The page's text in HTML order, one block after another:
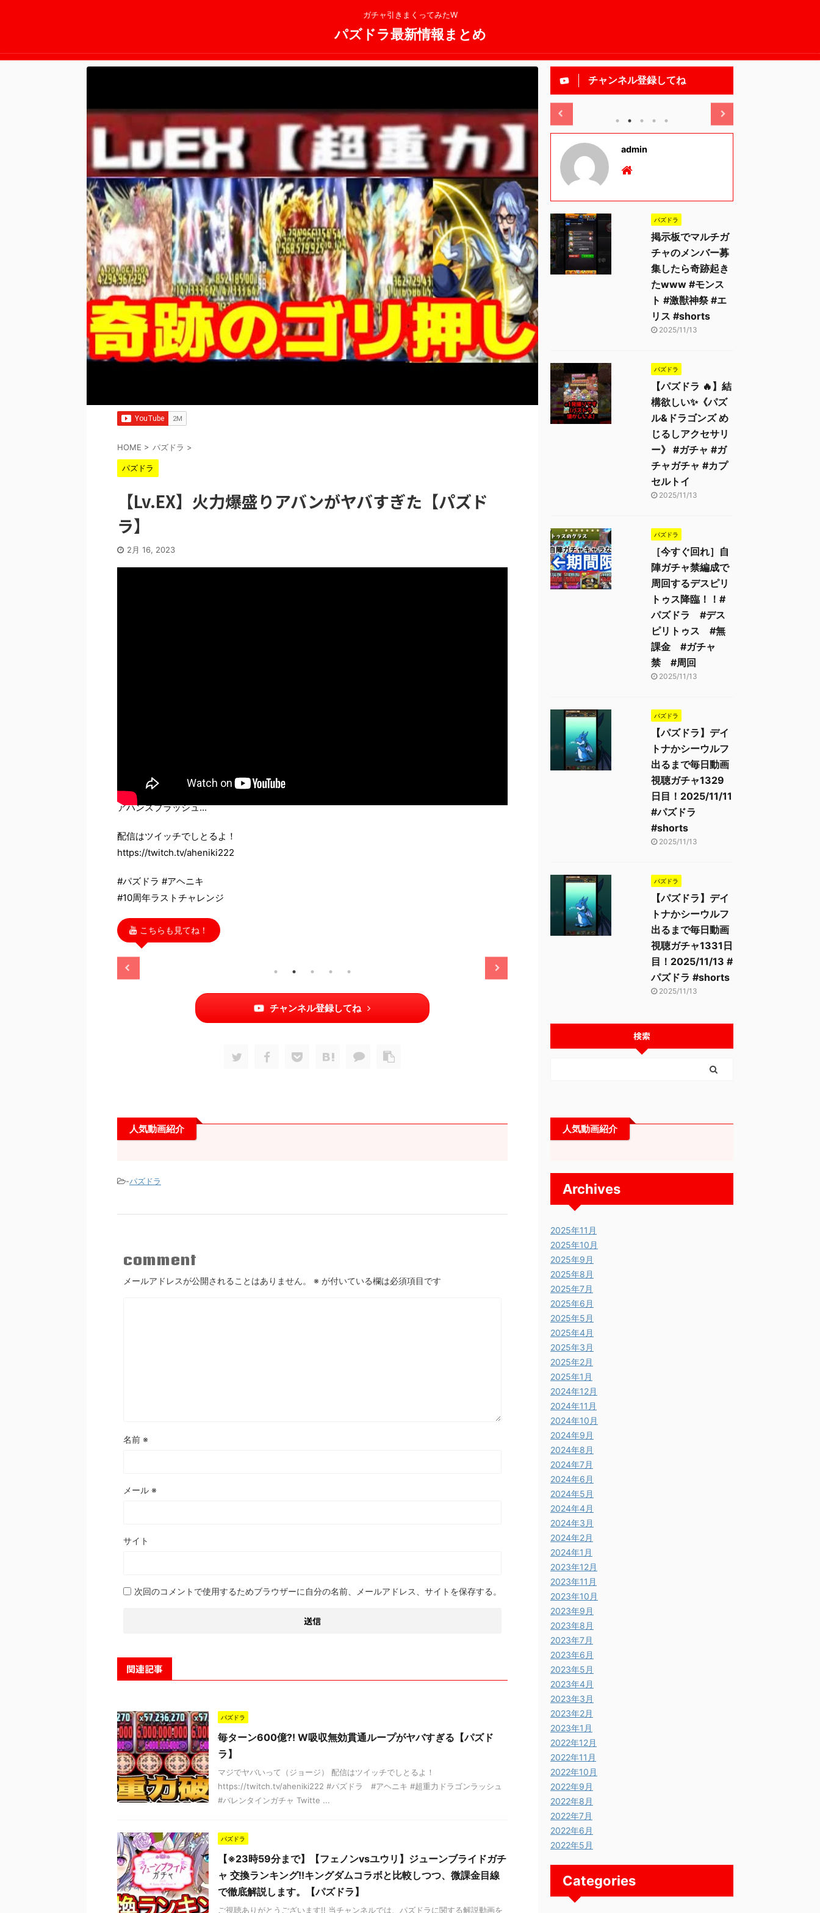
ガチャ引きまくってみたW
パズドラ最新情報まとめ
HOME > パズドラ >
パズドラ
【Lv.EX】火力爆盛りアバンがヤバすぎた【パズド
ラ】
2月 16, 2023
アハンスプラッシュ...
配信はツイッチでしとるよ！
https://twitch.tv/aheniki222
#パズドラ #アヘニキ
#10周年ラストチャレンジ
こちらも見てね！
2025/11/13 2025/11/13
チャンネル登録してね
人気動画紹介
-パズドラ
comment
メールアドレスが公開されることはありません。 ※ が付いている欄は必須項目です
名前 ※
メール ※
サイト
次回のコメントで使用するためブラウザーに自分の名前、メールアドレス、サイトを保存する。
関連記事
パズドラ
毎ターン600億⁈ W吸収無効貫通ループがヤバすぎる【パズド
ラ】
マジでヤバいって（ジョージ） 配信はツイッチでしとるよ！
https://twitch.tv/aheniki222 #パズドラ #アヘニキ #超重力ドラゴンラッシュ
#バレンタインガチャ Twitte ...
パズドラ
【※23時59分まで】【フェノンvsユウリ】ジューンブライドガチ
ャ 交換ランキング!!キングダムコラボと比較しつつ、微課金目線
で徹底解説します。【パズドラ】
ご視聴ありがとうございます!! 当チャンネルでは、パズドラに関する解説動画を
チャンネル登録してね
admin
パズドラ
掲示板でマルチガ
チャのメンバー募
集したら奇跡起き
たwww #モンス
ト #激獣神祭 #エ
リス #shorts
2025/11/13
パズドラ
【パズドラ 🔥】結
構欲しい✨《パズ
ル&ドラゴンズ め
じるしアクセサリ
ー》 #ガチャ #ガ
チャガチャ #カプ
セルトイ
2025/11/13
パズドラ
［今すぐ回れ］自
陣ガチャ禁編成で
周回するデスピリ
トゥス降臨！！#
パズドラ #デス
ピリトゥス #無
課金 #ガチャ
禁 #周回
2025/11/13
パズドラ
【パズドラ】デイ
トナかシーウルフ
出るまで毎日動画
視聴ガチャ1329
日目！2025/11/11
#パズドラ
#shorts
2025/11/13
パズドラ
【パズドラ】デイ
トナかシーウルフ
出るまで毎日動画
視聴ガチャ1331日
目！2025/11/13 #
パズドラ #shorts
2025/11/13
検索
人気動画紹介
Archives
2025年11月
2025年10月
2025年9月
2025年8月
2025年7月
2025年6月
2025年5月
2025年4月
2025年3月
2025年2月
2025年1月
2024年12月
2024年11月
2024年10月
2024年9月
2024年8月
2024年7月
2024年6月
2024年5月
2024年4月
2024年3月
2024年2月
2024年1月
2023年12月
2023年11月
2023年10月
2023年9月
2023年8月
2023年7月
2023年6月
2023年5月
2023年4月
2023年3月
2023年2月
2023年1月
2022年12月
2022年11月
2022年10月
2022年9月
2022年8月
2022年7月
2022年6月
2022年5月
Categories